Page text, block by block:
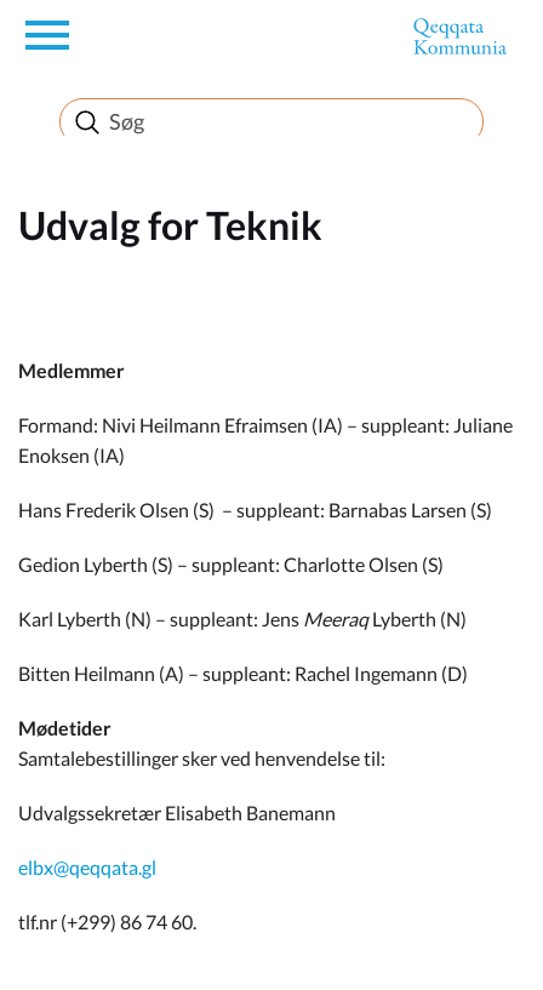
en
Borger
Erhverv
Turisme
Selvbetjening
Kommuneplan
Om Kommunen
Udvalg for Teknik
Medlemmer
Formand: Nivi Heilmann Efraimsen (IA) – suppleant: Juliane
Enoksen (IA)
Hans Frederik Olsen (S) – suppleant: Barnabas Larsen (S)
Gedion Lyberth (S) – suppleant: Charlotte Olsen (S)
Karl Lyberth (N) – suppleant: Jens MeeraqLyberth (N)
Bitten Heilmann (A) – suppleant: Rachel Ingemann (D)
Mødetider
Samtalebestillinger sker ved henvendelse til:
Udvalgssekretær Elisabeth Banemann
elbx@qeqqata.gl
tlf.nr (+299) 86 74 60.